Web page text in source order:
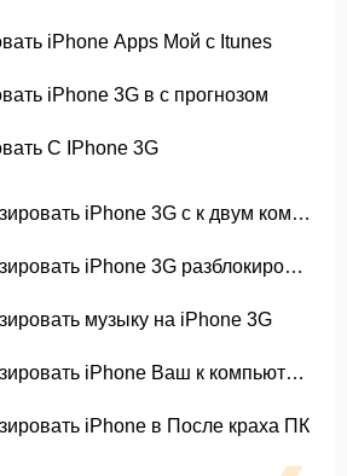
iPhone Apps Мой с Itunes
iPhone 3G в с прогнозом
С IPhone 3G
Как синхронизировать iPhone 3G с к двум компьютерам
Как синхронизировать iPhone 3G разблокирована
музыку на iPhone 3G
Как синхронизировать iPhone Ваш к компьютеру
iPhone в После краха ПК